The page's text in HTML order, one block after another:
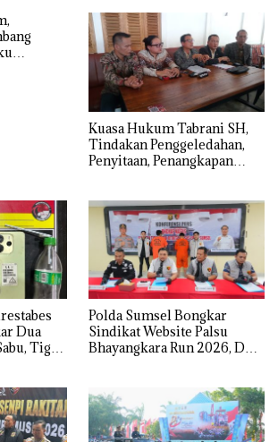
‎Kuasa Hukum Tabrani SH,
Tindakan Penggeledahan,
Penyitaan, Penangkapan
Melalui Mekanisme
Praperadilan
Dua
Tiga
Polda Sumsel Bongkar
Sindikat Website Palsu
Bhayangkara Run 2026, Dua